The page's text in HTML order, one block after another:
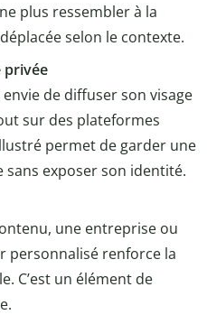
plus ressembler à la
selon le contexte.
privée
de diffuser son visage
sur des plateformes
permet de garder une
sans exposer son identité.
une entreprise ou
personnalisé renforce la
C’est un élément de